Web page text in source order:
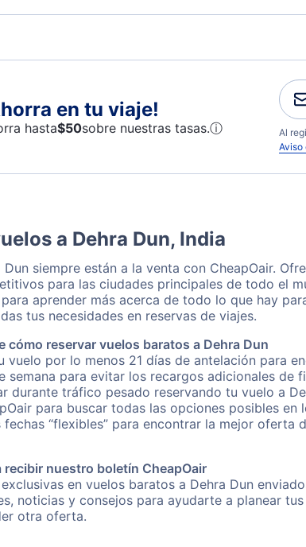
en tu viaje!
hasta$50sobre nuestras tasas.ⓘ
Al
Aviso
a Dehra Dun, India
Dun siempre están a la venta con CheapOair.
para las ciudades principales de todo el
aprender más acerca de todo lo que hay
tus necesidades en reservas de viajes.
cómo reservar vuelos baratos a Dehra Dun
vuelo por lo menos 21 días de antelación para
semana para evitar los recargos adicionales de
durante tráfico pesado reservando tu vuelo a
para buscar todas las opciones posibles
fechas “flexibles” para encontrar la mejor oferta
recibir nuestro boletín CheapOair
en vuelos baratos a Dehra Dun
noticias y consejos para ayudarte a planear
otra oferta.